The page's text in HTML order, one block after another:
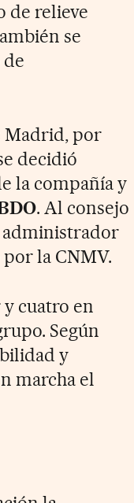
de relieve
se
Madrid, por
decidió
la compañía y
. Al consejo
la CNMV.
cuatro en
Según
y
marcha el